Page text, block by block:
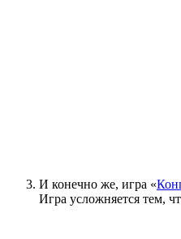
И конечно же, игра «
Игра усложняется тем,